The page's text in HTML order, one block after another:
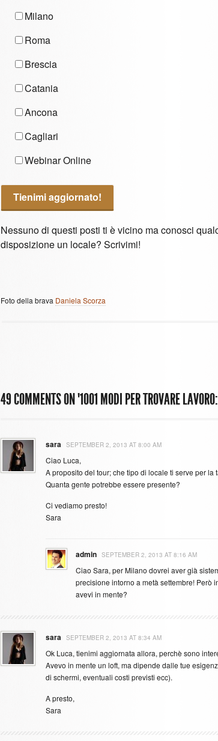
Milano
Roma
Brescia
Catania
Ancona
Cagliari
Webinar Online
Nessuno di questi posti ti è vicino ma conosci
disposizione un locale? Scrivimi!
Foto della brava Daniela Scorza
49 COMMENTS ON "1001 MODI PER TROVARE
sara SEPTEMBER 2, 2013 AT 8:00 AM
Ciao Luca,
A proposito del tour; che tipo di locale ti serve per la
Quanta gente potrebbe essere presente?
Ci vediamo presto!
Sara
admin SEPTEMBER 2, 2013 AT 8:16 AM
Ciao Sara, per Milano dovrei aver già
precisione intorno a metà settembre! Però
avevi in mente?
sara SEPTEMBER 2, 2013 AT 8:34 AM
Ok Luca, tienimi aggiornata allora, perchè sono
Avevo in mente un loft, ma dipende dalle tue
di schermi, eventuali costi previsti ecc).
A presto,
Sara